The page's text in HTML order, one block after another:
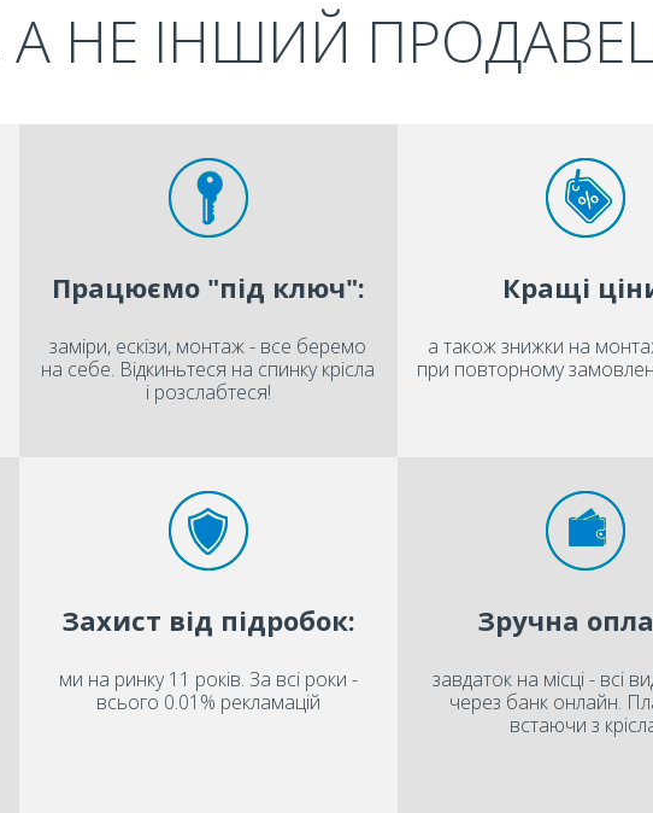
НЕ ІНШИЙ
Працюємо "під ключ":
заміри, ескізи, монтаж - все беремо
на себе. Відкиньтеся на спинку крісла
і розслабтеся!
Кращі
а також знижки на
при повторному
Захист від підробок:
ми на ринку 11 років. За всі роки -
всього 0.01% рекламацій
Зручна
завдаток на місці - всі
через банк онлайн.
встаючи з